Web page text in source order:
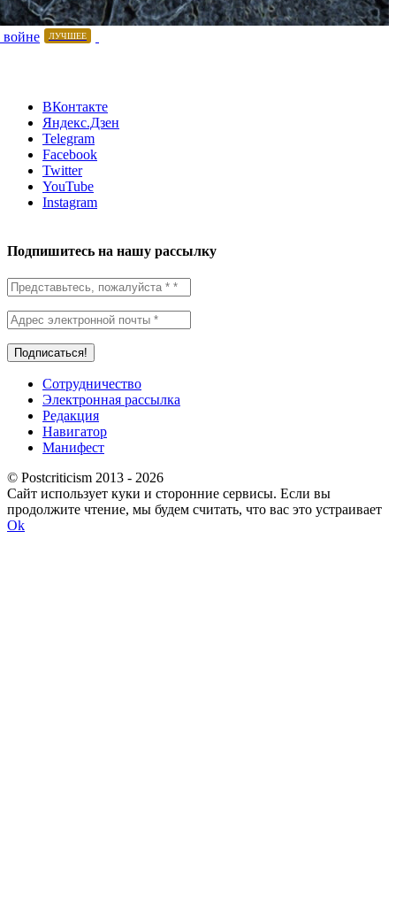
ЛУЧШЕЕ
ВКонтакте
Яндекс.Дзен
Telegram
Facebook
Twitter
YouTube
Instagram
Подпишитесь на нашу рассылку
Сотрудничество
Электронная рассылка
Редакция
Навигатор
Манифест
© Postcriticism 2013 - 2026
Сайт использует куки и сторонние сервисы. Если вы
продолжите чтение, мы будем считать, что вас это устраивает
Ok